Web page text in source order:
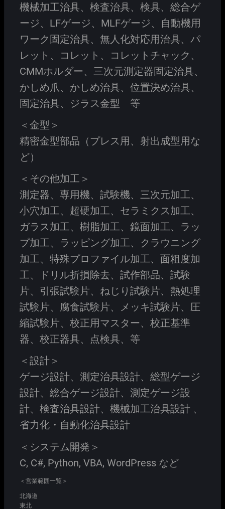
機械加工治具、検査治具、検具、総合ゲ
ージ、LFゲージ、MLFゲージ、自動機用
ワーク固定治具、無人化対応用治具、パ
レット、コレット、コレットチャック、
CMMホルダー、三次元測定器固定治具、
かしめ爪、かしめ治具、位置決め治具、
固定治具、ジラス金型 等
＜金型＞
精密金型部品（プレス用、射出成型用な
ど）
＜その他加工＞
測定器、専用機、試験機、三次元加工、
小穴加工、超硬加工、セラミクス加工、
ガラス加工、樹脂加工、鏡面加工、ラッ
プ加工、ラッピング加工、クラウニング
加工、特殊プロファイル加工、面粗度加
工、ドリル折損除去、試作部品、試験
片、引張試験片、ねじり試験片、熱処理
試験片、腐食試験片、メッキ試験片、圧
縮試験片、校正用マスター、校正基準
器、校正器具、点検具、等
＜設計＞
ゲージ設計、測定治具設計、総型ゲージ
設計、総合ゲージ設計、測定ゲージ設
計、検査治具設計、機械加工治具設計 、
省力化・自動化治具設計
＜システム開発＞
C, C#, Python, VBA, WordPress など
＜営業範囲一覧＞
北海道
東北